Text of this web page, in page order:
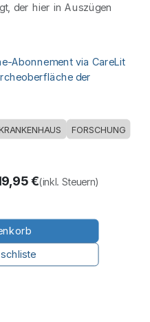
der hier in Auszügen
Abonnement via CareLit
der
FORSCHUNG
€(inkl. Steuern)